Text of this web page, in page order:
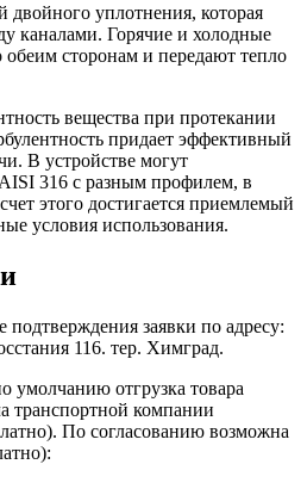
двойного уплотнения, которая
каналами. Горячие и холодные
сторонам и передают тепло
вещества при протекании
придает эффективный
В устройстве могут
316 с разным профилем, в
этого достигается приемлемый
условия использования.
подтверждения заявки по адресу:
116. тер. Химград.
умолчанию отгрузка товара
транспортной компании
По согласованию возможна